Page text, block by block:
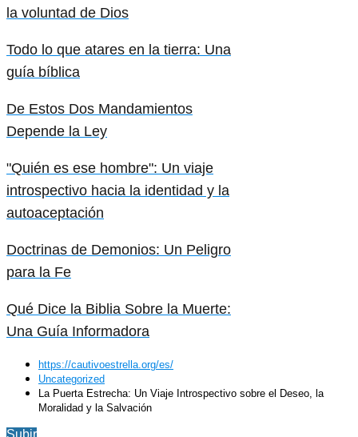
la voluntad de Dios
Todo lo que atares en la tierra: Una
guía bíblica
De Estos Dos Mandamientos
Depende la Ley
"Quién es ese hombre": Un viaje
introspectivo hacia la identidad y la
autoaceptación
Doctrinas de Demonios: Un Peligro
para la Fe
Qué Dice la Biblia Sobre la Muerte:
Una Guía Informadora
https://cautivoestrella.org/es/
Uncategorized
La Puerta Estrecha: Un Viaje Introspectivo sobre el Deseo, la
Moralidad y la Salvación